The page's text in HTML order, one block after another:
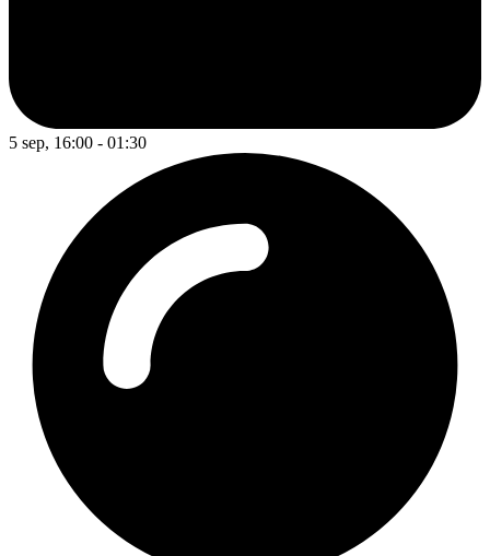
5 sep, 16:00 - 01:30